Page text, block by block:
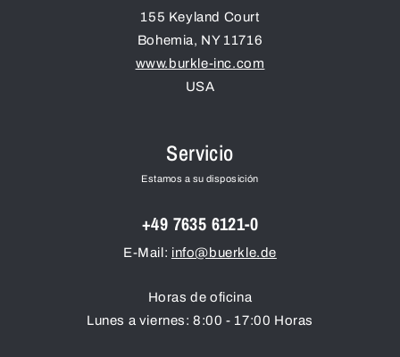
155 Keyland Court
Bohemia, NY 11716
www.burkle-inc.com
USA
Servicio
Estamos a su disposición
+49 7635 6121-0
E-Mail: info@buerkle.de
Horas de oficina
Lunes a viernes: 8:00 - 17:00 Horas